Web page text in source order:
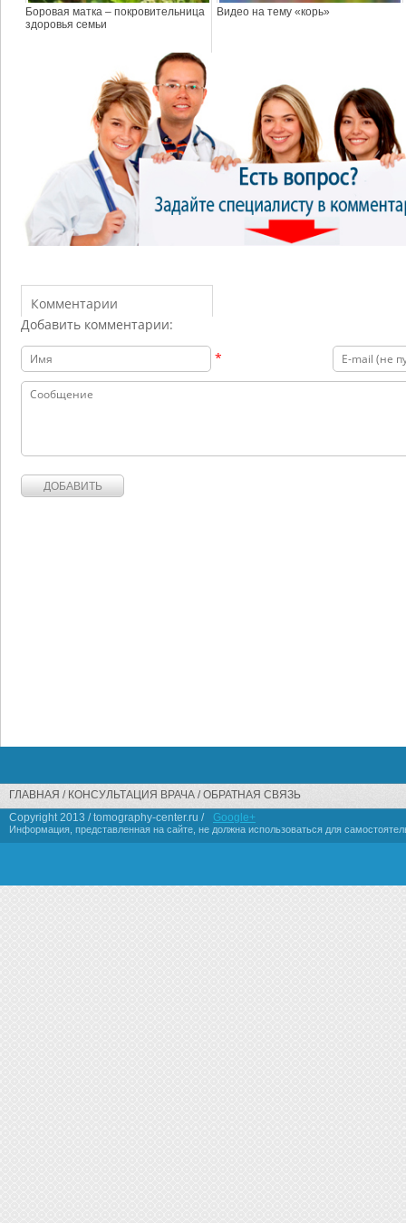
Боровая матка – покровительница
здоровья семьи
Видео на тему «корь»
Комментарии
Добавить комментарии:
*
ГЛАВНАЯ КОНСУЛЬТАЦИЯ ВРАЧА
ОБРАТНАЯ СВЯЗЬ
Copyright 2013 / tomography-center.ru /
Google+
Информация, представленная на сайте, не должна использоваться для